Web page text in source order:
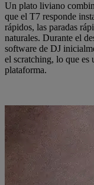
Un plato liviano
que el T7 responde
rápidos, las paradas
naturales. Durante el
software de DJ
el scratching, lo que es
plataforma.